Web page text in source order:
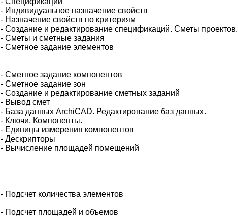
- Индивидуальное назначение свойств
- Назначение свойств по критериям
- Создание и редактирование спецификаций. Сметы проектов.
- Сметы и сметные задания
- Сметное задание элементов
- Сметное задание компонентов
- Сметное задание зон
- Создание и редактирование сметных заданий
- Вывод смет
- База данных ArchiCAD. Редактирование баз данных.
- Ключи. Компоненты.
- Единицы измерения компонентов
- Дескрипторы
- Вычисление площадей помещений
- Подсчет количества элементов
- Подсчет площадей и объемов